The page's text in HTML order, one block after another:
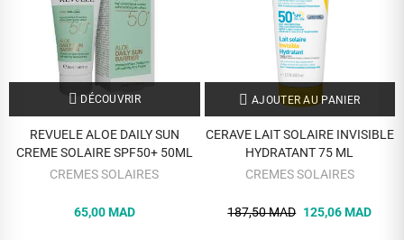
DÉCOUVRIR
REVUELE ALOE DAILY SUN
CREME SOLAIRE SPF50+ 50ML
CREMES SOLAIRES
65,00 MAD
AJOUTER AU PANIER
CERAVE LAIT SOLAIRE INVISIBLE
HYDRATANT 75 ML
CREMES SOLAIRES
187,50 MAD 125,06 MAD